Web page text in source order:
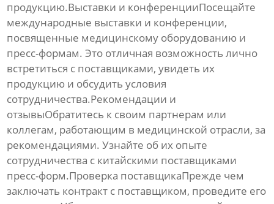
продукцию.Выставки и конференцииПосещайте
международные выставки и конференции,
посвященные медицинскому оборудованию и
пресс-формам. Это отличная возможность лично
встретиться с поставщиками, увидеть их
продукцию и обсудить условия
сотрудничества.Рекомендации и
отзывыОбратитесь к своим партнерам или
коллегам, работающим в медицинской отрасли, за
рекомендациями. Узнайте об их опыте
сотрудничества с китайскими поставщиками
пресс-форм.Проверка поставщикаПрежде чем
заключать контракт с поставщиком, проведите его